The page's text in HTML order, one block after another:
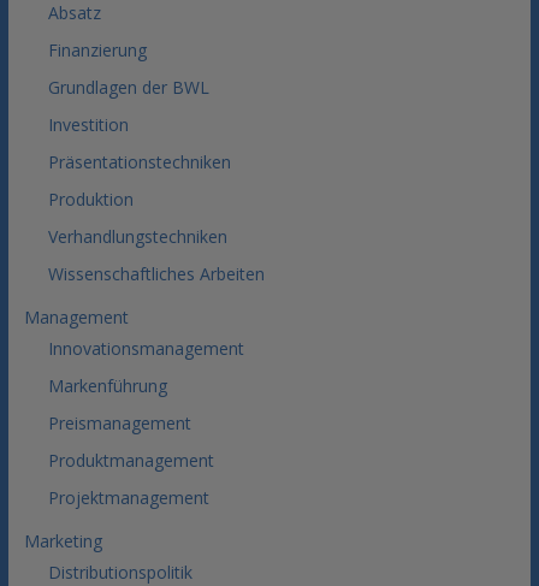
Absatz
Finanzierung
Grundlagen der BWL
Investition
Präsentationstechniken
Produktion
Verhandlungstechniken
Wissenschaftliches Arbeiten
Management
Innovationsmanagement
Markenführung
Preismanagement
Produktmanagement
Projektmanagement
Marketing
Distributionspolitik